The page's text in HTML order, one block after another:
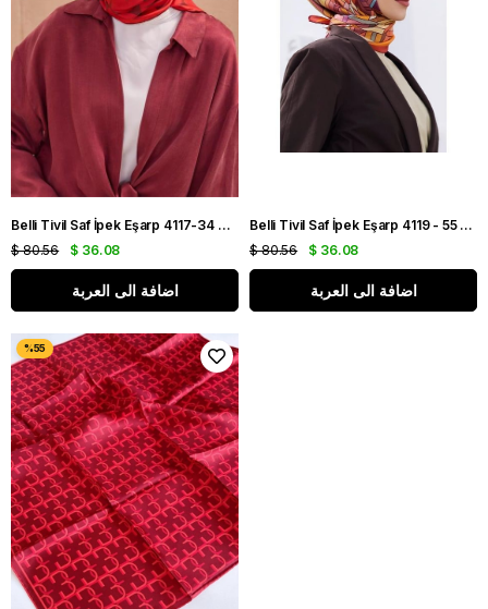
Belli Tivil Saf İpek Eşarp 4117-34 Kırmızı Karışık Desen
$ 36.08
$ 80.56
اضافة الى العربة
Belli Tivil Saf İpek Eşarp 4119 - 55 Pembe Karışık Desen
$ 36.08
$ 80.56
اضافة الى العربة